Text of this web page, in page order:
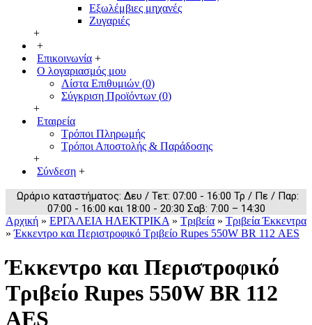
Εξωλέμβιες μηχανές
Ζυγαριές
+
+
Επικοινωνία +
Ο λογαριασμός μου
Λίστα Επιθυμιών (0)
Σύγκριση Προϊόντων (0)
+
Εταιρεία
Τρόποι Πληρωμής
Τρόποι Αποστολής & Παράδοσης
+
Σύνδεση +
Ωράριο καταστήματος: Δευ / Τετ: 07:00 - 16:00 Τρ / Πε / Παρ:
07:00 - 16:00 και 18:00 - 20:30 Σαβ: 7:00 – 14:30
Αρχική » ΕΡΓΑΛΕΙΑ ΗΛΕΚΤΡΙΚΑ » Τριβεία » Τριβεία Έκκεντρα
»Έκκεντρο και Περιστροφικό Τριβείο Rupes 550W BR 112 ΑΕS
Έκκεντρο και Περιστροφικό
Τριβείο Rupes 550W BR 112
ΑΕS